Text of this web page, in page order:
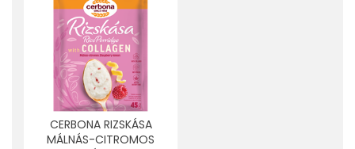
CERBONA RIZSKÁSA
MÁLNÁS-CITROMOS